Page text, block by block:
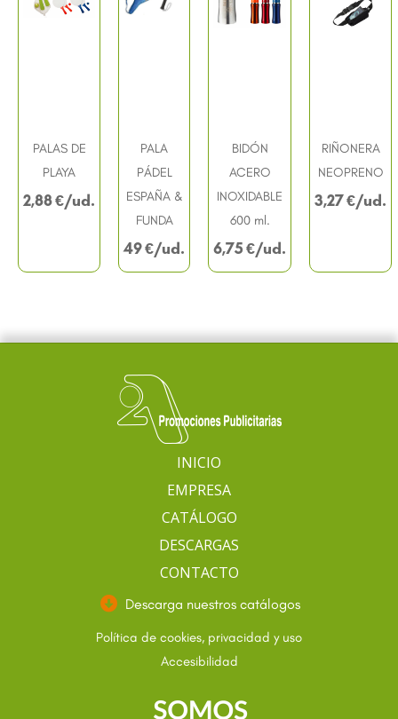
PALAS DE
PLAYA
2,88€
PALA
PÁDEL
ESPAÑA &
FUNDA
49€
BIDÓN
ACERO
INOXIDABLE
600 ml.
6,75€
RIÑONERA
NEOPRENO
3,27€
INICIO
EMPRESA
CATÁLOGO
DESCARGAS
CONTACTO
Descarga nuestros catálogos
Política de cookies, privacidad y uso
Accesibilidad